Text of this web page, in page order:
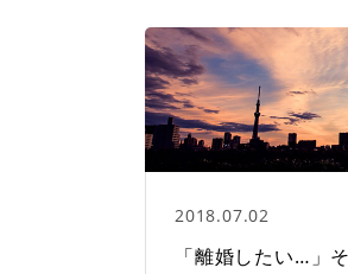
2018.07.02
「離婚したい…」